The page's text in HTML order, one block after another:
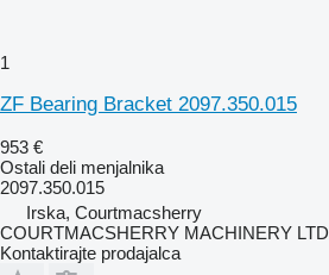
1
ZF Bearing Bracket 2097.350.015
953 €
Ostali deli menjalnika
2097.350.015
Irska, Courtmacsherry
COURTMACSHERRY MACHINERY LTD
Kontaktirajte prodajalca